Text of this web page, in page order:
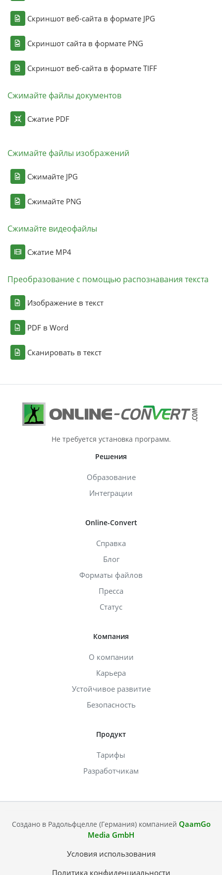
Скриншот веб-сайта в формате JPG
Скриншот сайта в формате PNG
Скриншот веб-сайта в формате TIFF
Сжимайте файлы документов
Сжатие PDF
Сжимайте файлы изображений
Сжимайте JPG
Сжимайте PNG
Сжимайте видеофайлы
Сжатие MP4
Преобразование с помощью распознавания текста
Изображение в текст
PDF в Word
Сканировать в текст
Не требуется установка программ.
Решения
Образование
Интеграции
Online-Convert
Справка
Блог
Форматы файлов
Пресса
Статус
Компания
О компании
Карьера
Устойчивое развитие
Безопасность
Продукт
Тарифы
Разработчикам
Создано в Радольфцелле (Германия) компанией QaamGo
Media GmbH
Условия использования
Политика конфиденциальности